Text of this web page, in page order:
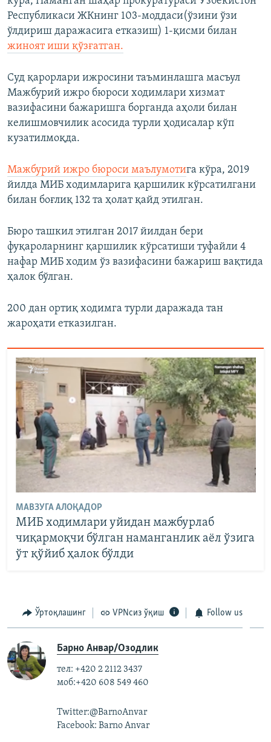
Республикаси ЖКнинг 103-моддаси(ўзини ўзи
ўлдириш даражасига етказиш) 1-қисми билан
жиноят иши қўзғатган.
Суд қарорлари ижросини таъминлашга масъул
Мажбурий ижро бюроси ходимлари хизмат
вазифасини бажаришга борганда аҳоли билан
келишмовчилик асосида турли ҳодисалар кўп
кузатилмоқда.
Мажбурий ижро бюроси маълумотига кўра, 2019
йилда МИБ ходимларига қаршилик кўрсатилгани
билан боғлиқ 132 та ҳолат қайд этилган.
Бюро ташкил этилган 2017 йилдан бери
фуқароларнинг қаршилик кўрсатиши туфайли 4
нафар МИБ ходим ўз вазифасини бажариш вақтида
ҳалок бўлган.
200 дан ортиқ ходимга турли даражада тан
жароҳати етказилган.
МАВЗУГА АЛОҚАДОР
МИБ ходимлари уйидан мажбурлаб
чиқармоқчи бўлган наманганлик аёл ўзига
ўт қўйиб ҳалок бўлди
Ўртоқлашинг VPNсиз ўқиш Follow us
Барно Анвар/Озодлик
тел: +420 2 2112 3437
моб:+420 608 549 460
Twitter:@BarnoAnvar
Facebook: Barno Anvar